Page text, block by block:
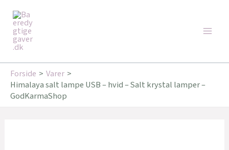
indholdet
Forside
Varer
Himalaya salt lampe USB – hvid – Salt krystal lamper –
GodKarmaShop